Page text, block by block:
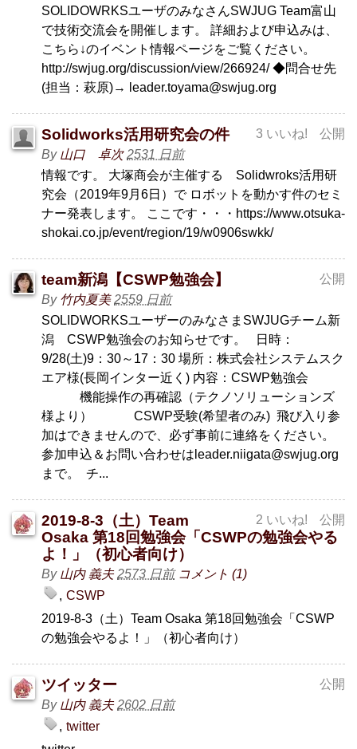
SOLIDOWRKSユーザのみなさんSWJUG Team富山
で技術交流会を開催します。 詳細および申込みは、
こちら↓のイベント情報ページをご覧ください。
http://swjug.org/discussion/view/266924/ ◆問合せ先
(担当：萩原)→ leader.toyama@swjug.org
公開
3 いいね!
Solidworks活用研究会の件
By 山口 卓次 2531 日前
情報です。 大塚商会が主催する Solidwroks活用研
究会（2019年9月6日）で ロボットを動かす件のセミ
ナー発表します。 ここです・・・https://www.otsuka-
shokai.co.jp/event/region/19/w0906swkk/
公開
team新潟【CSWP勉強会】
By 竹内夏美 2559 日前
SOLIDWORKSユーザーのみなさまSWJUGチーム新
潟 CSWP勉強会のお知らせです。 日時：
9/28(土)9：30～17：30 場所：株式会社システムスク
エア様(長岡インター近く) 内容：CSWP勉強会
機能操作の再確認（テクノソリューションズ
様より） CSWP受験(希望者のみ) 飛び入り参
加はできませんので、必ず事前に連絡をください。
参加申込＆お問い合わせはleader.niigata@swjug.org
まで。 チ...
公開
2 いいね!
2019-8-3（土）Team
Osaka 第18回勉強会「CSWPの勉強会やる
よ！」（初心者向け）
By 山内 義夫 2573 日前 コメント (1)
CSWP
2019-8-3（土）Team Osaka 第18回勉強会「CSWP
の勉強会やるよ！」（初心者向け）
公開
ツイッター
By 山内 義夫 2602 日前
twitter